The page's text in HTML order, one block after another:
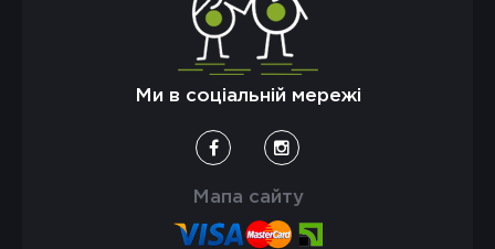
Ми в соціальній мережі
Мапа сайту